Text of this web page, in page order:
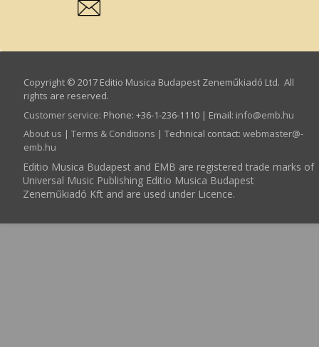
Copyright © 2017 Editio Musica Budapest Zeneműkiadó Ltd. All
rights are reserved.
Customer service: Phone: +36-1-236-1110 | Email: info­@­emb.hu
About us | Terms & Conditions | Technical contact: webmaster­@­
emb.hu
Editio Musica Budapest and EMB are registered trade marks of
Universal Music Publishing Editio Musica Budapest
Zeneműkiadó Kft and are used under Licence.